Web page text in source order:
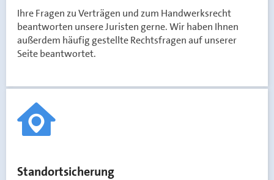
Ihre Fragen zu Verträgen und zum Handwerksrecht
beantworten unsere Juristen gerne. Wir haben Ihnen
außerdem häufig gestellte Rechtsfragen auf unserer
Seite beantwortet.
Standortsicherung